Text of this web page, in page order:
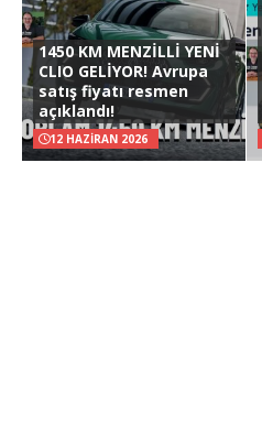
1450 KM MENZİLLİ YENİ
CLIO GELİYOR! Avrupa
satış fiyatı resmen
açıklandı!
12 HAZIRAN 2026